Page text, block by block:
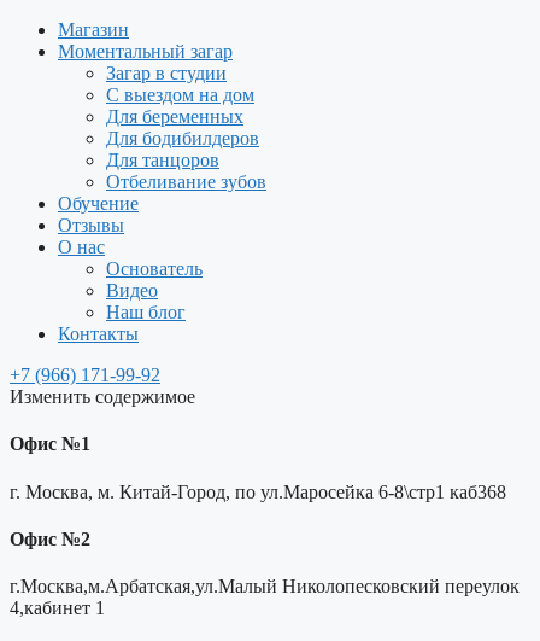
Магазин
Моментальный загар
Загар в студии
С выездом на дом
Для беременных
Для бодибилдеров
Для танцоров
Отбеливание зубов
Обучение
Отзывы
О нас
Основатель
Видео
Наш блог
Контакты
+7 (966) 171-99-92
Изменить содержимое
Офис №1
г. Москва, м. Китай-Город, по ул.Маросейка 6-8\стр1 каб368
Офис №2
г.Москва,м.Арбатская,ул.Малый Николопесковский переулок
4,кабинет 1